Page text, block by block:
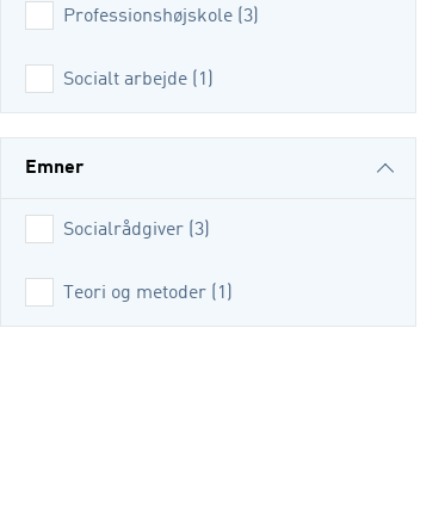
Professionshøjskole 3
Socialt arbejde 1
Emner
Socialrådgiver 3
Teori og metoder 1